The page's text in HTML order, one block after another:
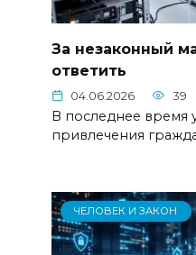
За незаконный
ответить
04.06.2026 39
В последнее время
привлечения
ЧЕЛОВЕК И ЗАКОН